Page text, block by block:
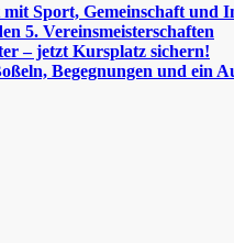
mit Sport, Gemeinschaft und
5. Vereinsmeisterschaften
– jetzt Kursplatz sichern!
Begegnungen und ein